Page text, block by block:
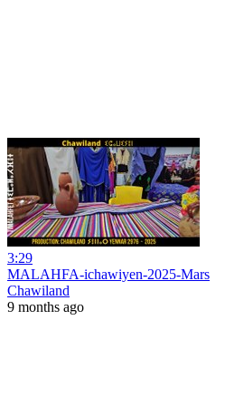
3:29
MALAHFA-ichawiyen-2025-Mars
Chawiland
9 months ago